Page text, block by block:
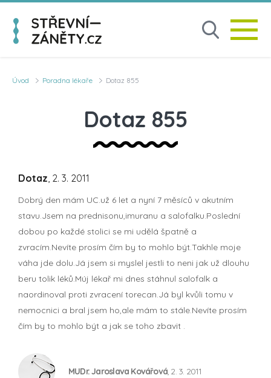
Úvod Poradna lékaře Dotaz 855
Dotaz 855
Dotaz, 2. 3. 2011
Dobrý den mám UC.už 6 let a nyní 7 měsíců v akutním
stavu.Jsem na prednisonu,imuranu a salofalku.Poslední
dobou po každé stolici se mi udělá špatně a
zvracím.Nevíte prosím čím by to mohlo být.Takhle moje
váha jde dolu.Já jsem si myslel jestli to neni jak už dlouhu
beru tolik léků.Múj lékař mi dnes stáhnul salofalk a
naordinoval proti zvracení torecan.Já byl kvůli tomu v
nemocnici a bral jsem ho,ale mám to stále.Nevíte prosím
čím by to mohlo být a jak se toho zbavit .
MUDr. Jaroslava Kovářová, 2. 3. 2011